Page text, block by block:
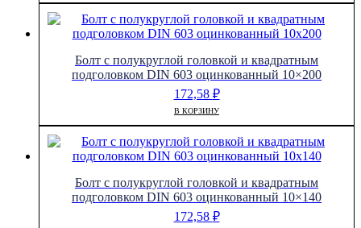
Болт с полукруглой головкой и квадратным
подголовком DIN 603 оцинкованный 10×200
172,58 ₽
В КОРЗИНУ
Болт с полукруглой головкой и квадратным
подголовком DIN 603 оцинкованный 10×140
172,58 ₽